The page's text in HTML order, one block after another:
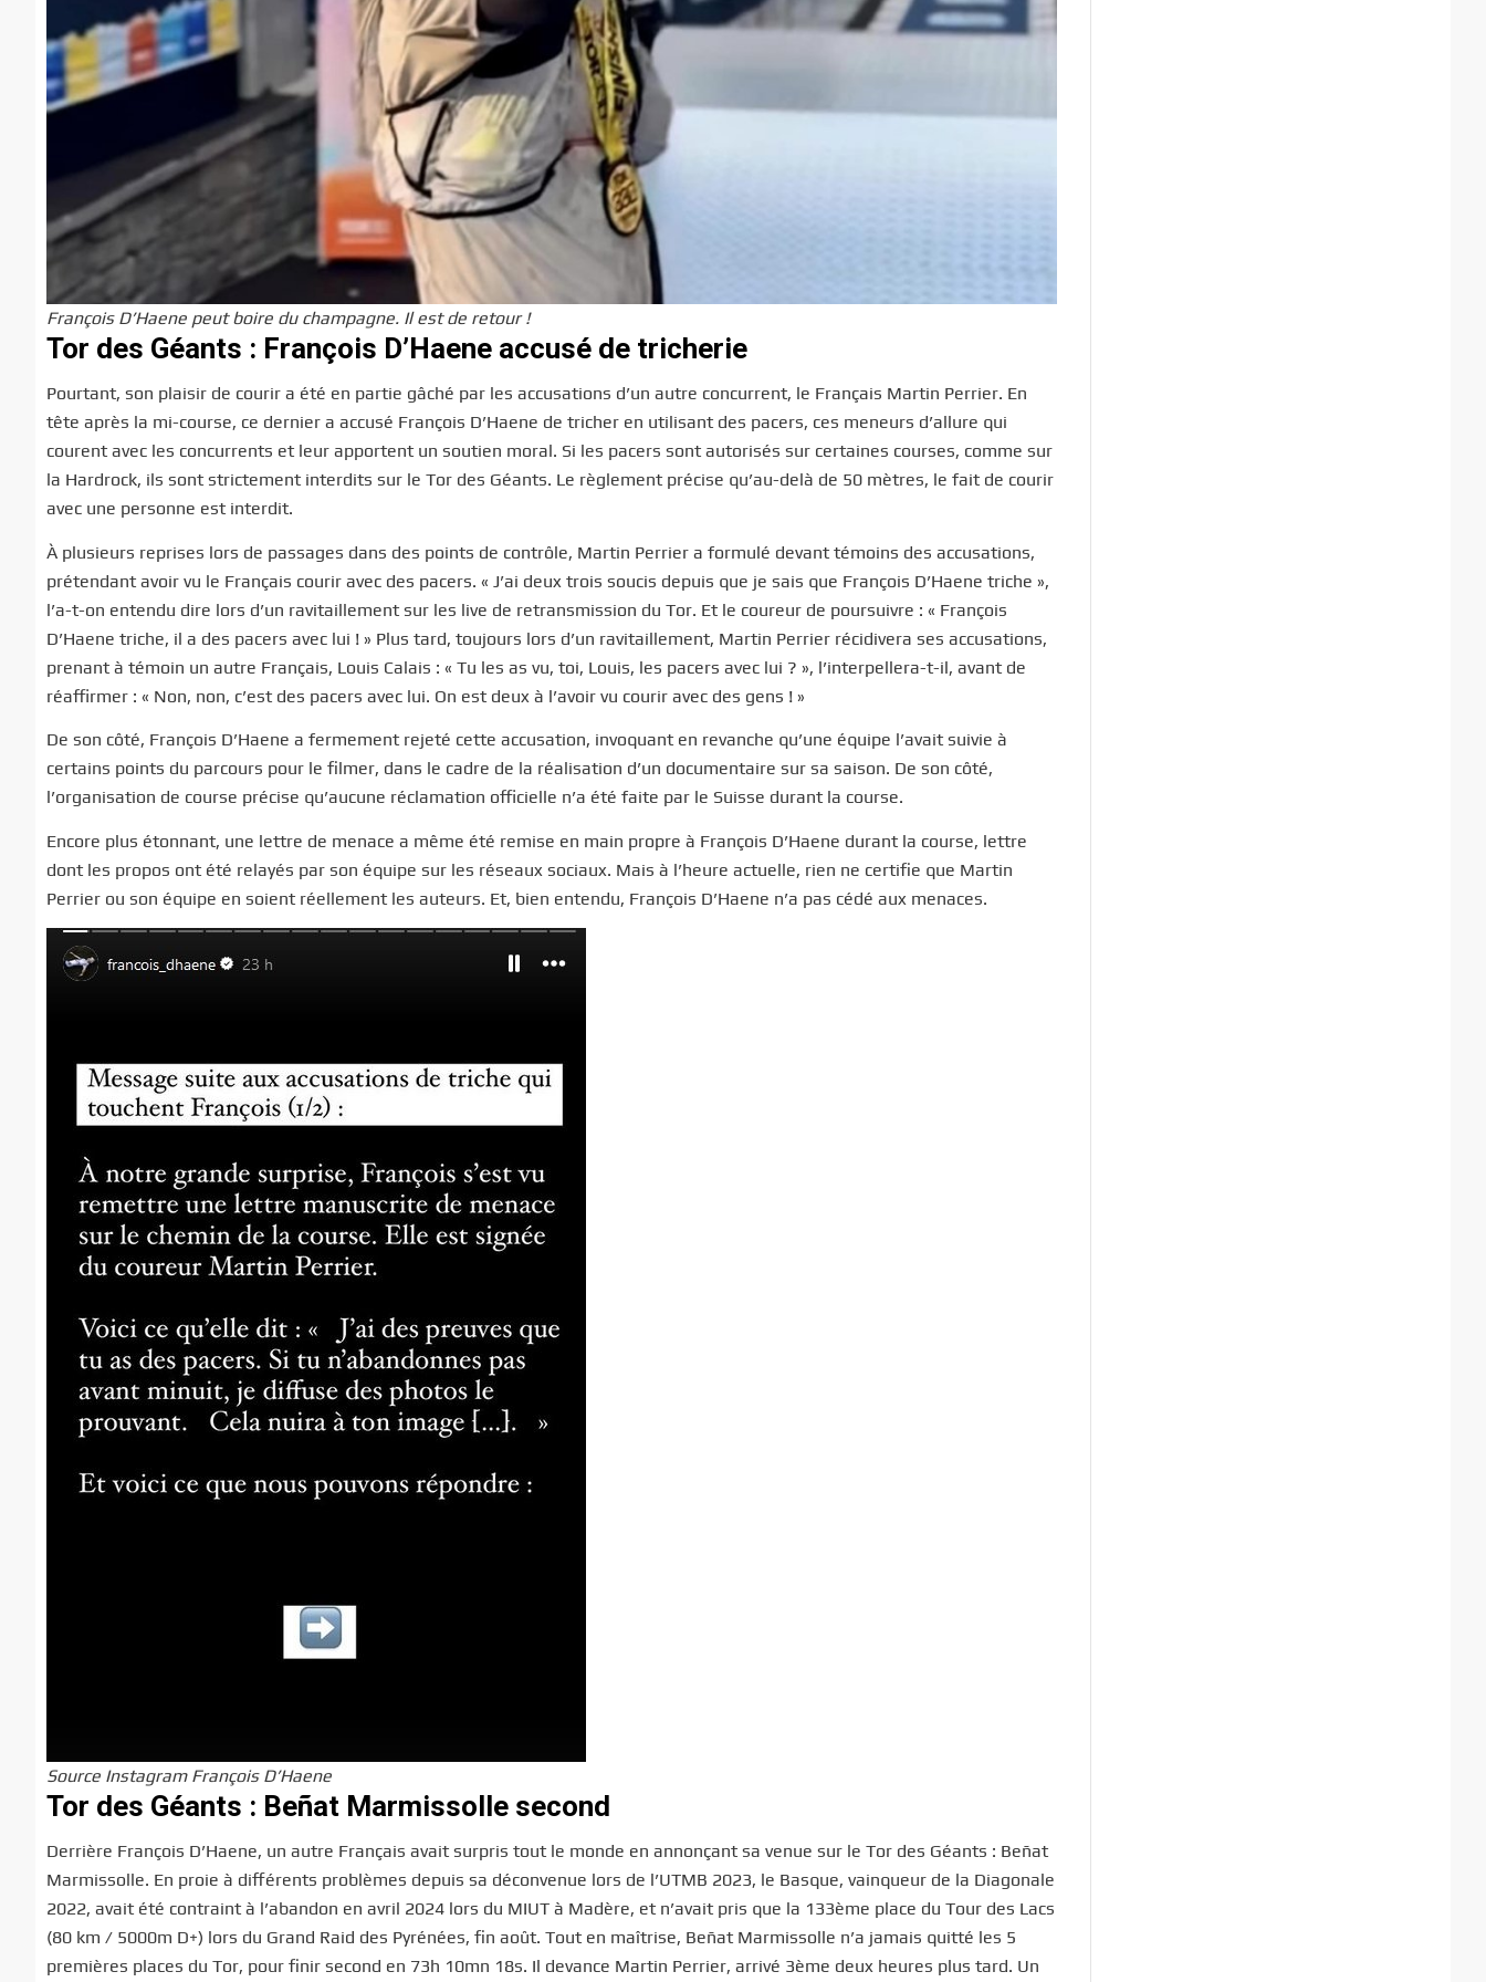
François D’Haene peut boire du champagne. Il est de retour !
Tor des Géants : François D’Haene accusé de tricherie
Pourtant, son plaisir de courir a été en partie gâché par les accusations d’un autre concurrent, le Français Martin Perrier. En
tête après la mi-course, ce dernier a accusé François D’Haene de tricher en utilisant des pacers, ces meneurs d’allure qui
courent avec les concurrents et leur apportent un soutien moral. Si les pacers sont autorisés sur certaines courses, comme sur
la Hardrock, ils sont strictement interdits sur le Tor des Géants. Le règlement précise qu’au-delà de 50 mètres, le fait de courir
avec une personne est interdit.
À plusieurs reprises lors de passages dans des points de contrôle, Martin Perrier a formulé devant témoins des accusations,
prétendant avoir vu le Français courir avec des pacers. « J’ai deux trois soucis depuis que je sais que François D’Haene triche »,
l’a-t-on entendu dire lors d’un ravitaillement sur les live de retransmission du Tor. Et le coureur de poursuivre : « François
D’Haene triche, il a des pacers avec lui ! » Plus tard, toujours lors d’un ravitaillement, Martin Perrier récidivera ses accusations,
prenant à témoin un autre Français, Louis Calais : « Tu les as vu, toi, Louis, les pacers avec lui ? », l’interpellera-t-il, avant de
réaffirmer : « Non, non, c’est des pacers avec lui. On est deux à l’avoir vu courir avec des gens ! »
De son côté, François D’Haene a fermement rejeté cette accusation, invoquant en revanche qu’une équipe l’avait suivie à
certains points du parcours pour le filmer, dans le cadre de la réalisation d’un documentaire sur sa saison. De son côté,
l’organisation de course précise qu’aucune réclamation officielle n’a été faite par le Suisse durant la course.
Encore plus étonnant, une lettre de menace a même été remise en main propre à François D’Haene durant la course, lettre
dont les propos ont été relayés par son équipe sur les réseaux sociaux. Mais à l’heure actuelle, rien ne certifie que Martin
Perrier ou son équipe en soient réellement les auteurs. Et, bien entendu, François D’Haene n’a pas cédé aux menaces.
Source Instagram François D’Haene
Tor des Géants : Beñat Marmissolle second
Derrière François D’Haene, un autre Français avait surpris tout le monde en annonçant sa venue sur le Tor des Géants : Beñat
Marmissolle. En proie à différents problèmes depuis sa déconvenue lors de l’UTMB 2023, le Basque, vainqueur de la Diagonale
2022, avait été contraint à l’abandon en avril 2024 lors du MIUT à Madère, et n’avait pris que la 133ème place du Tour des Lacs
(80 km / 5000m D+) lors du Grand Raid des Pyrénées, fin août. Tout en maîtrise, Beñat Marmissolle n’a jamais quitté les 5
premières places du Tor, pour finir second en 73h 10mn 18s. Il devance Martin Perrier, arrivé 3ème deux heures plus tard. Un